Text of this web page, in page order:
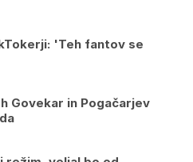
'Teh fantov se
Govekar in Pogačarjev